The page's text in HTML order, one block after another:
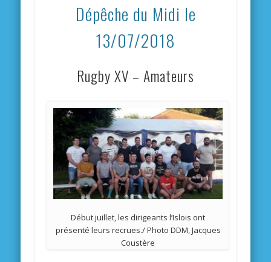
Dépêche du Midi le
13/07/2018
Rugby XV – Amateurs
Début juillet, les dirigeants l’Islois ont
présenté leurs recrues./ Photo DDM, Jacques
Coustère